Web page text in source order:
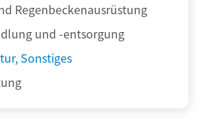
Regenbeckenausrüstung
und -entsorgung
Sonstiges